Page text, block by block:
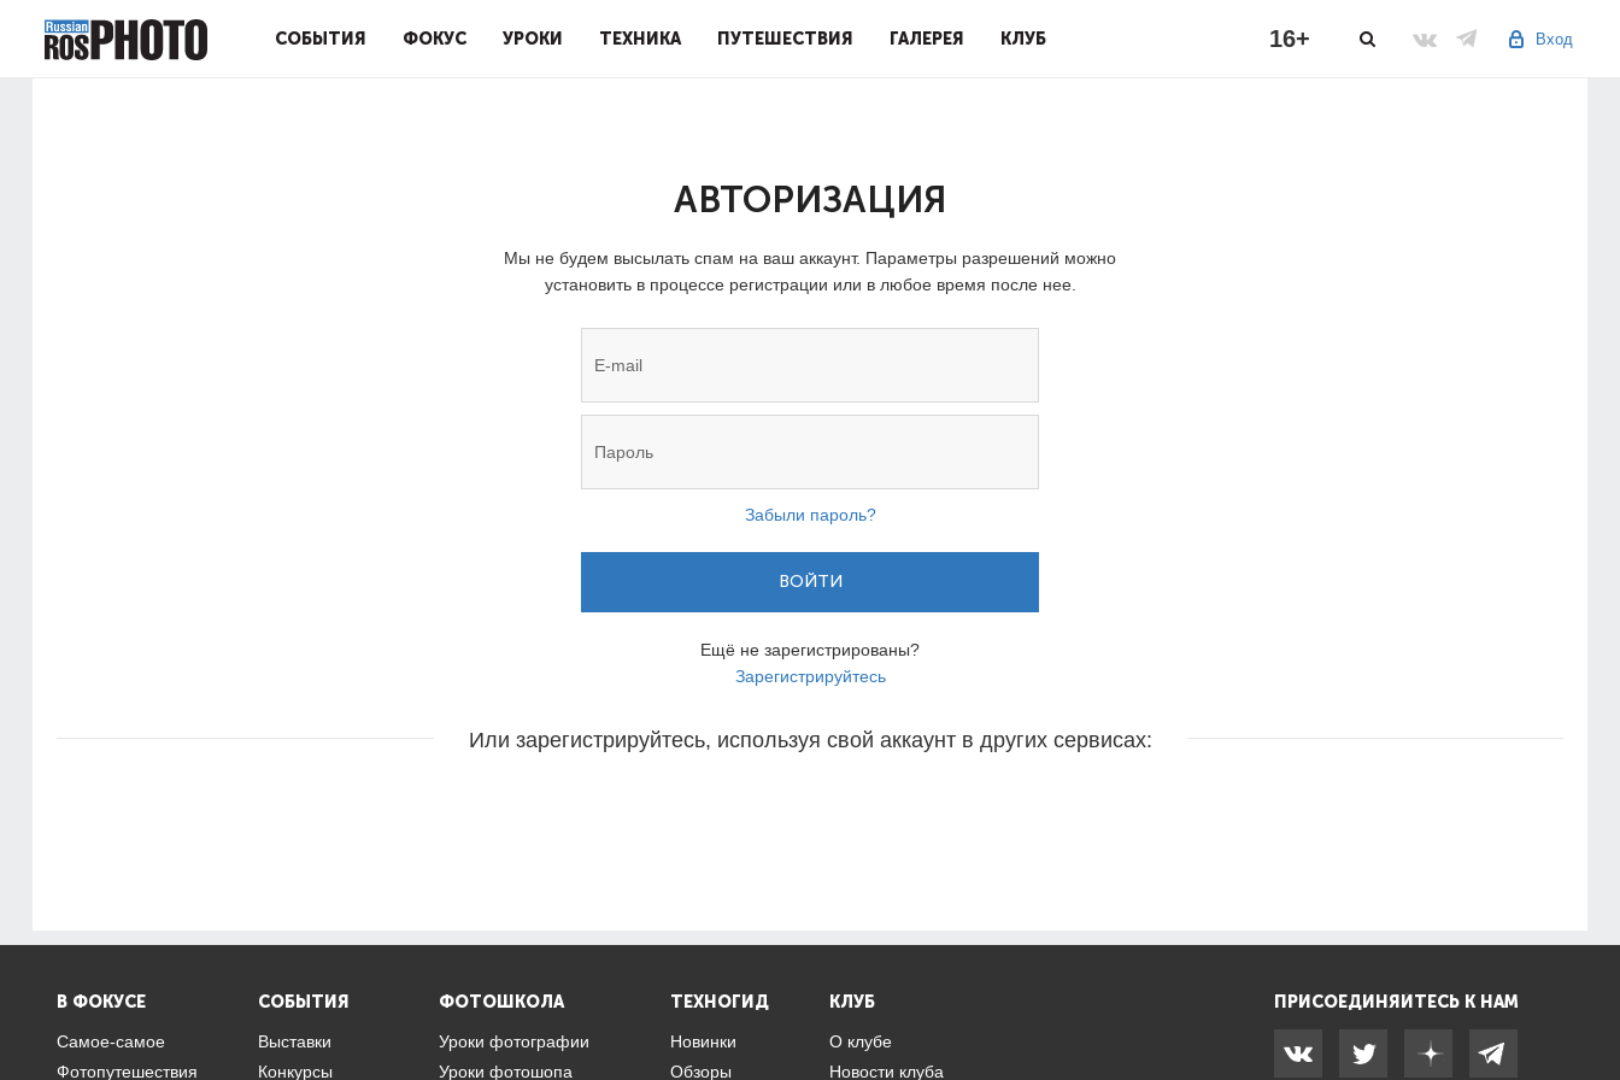
СОБЫТИЯ ФОКУС УРОКИ ТЕХНИКА ПУТЕШЕСТВИЯ ГАЛЕРЕЯ КЛУБ Вход
16+
АВТОРИЗАЦИЯ
Мы не будем высылать спам на ваш аккаунт. Параметры разрешений можно
установить в процессе регистрации или в любое время после нее.
Забыли пароль?
ВОЙТИ
Ещё не зарегистрированы?
Зарегистрируйтесь
Или зарегистрируйтесь, используя свой аккаунт в других сервисах:
В ФОКУСЕ
Самое-самое
Фотопутешествия
СОБЫТИЯ
Выставки
Конкурсы
ФОТОШКОЛА
Уроки фотографии
Уроки фотошопа
ТЕХНОГИД
Новинки
Обзоры
КЛУБ
О клубе
Новости клуба
ПРИСОЕДИНЯЙТЕСЬ К НАМ